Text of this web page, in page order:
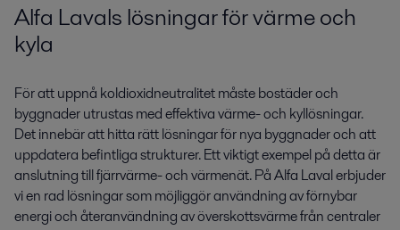
Alfa Lavals lösningar för värme och
kyla
För att uppnå koldioxidneutralitet måste bostäder och
byggnader utrustas med effektiva värme- och kyllösningar.
Det innebär att hitta rätt lösningar för nya byggnader och att
uppdatera befintliga strukturer. Ett viktigt exempel på detta är
anslutning till fjärrvärme- och värmenät. På Alfa Laval erbjuder
vi en rad lösningar som möjliggör användning av förnybar
energi och återanvändning av överskottsvärme från centraler